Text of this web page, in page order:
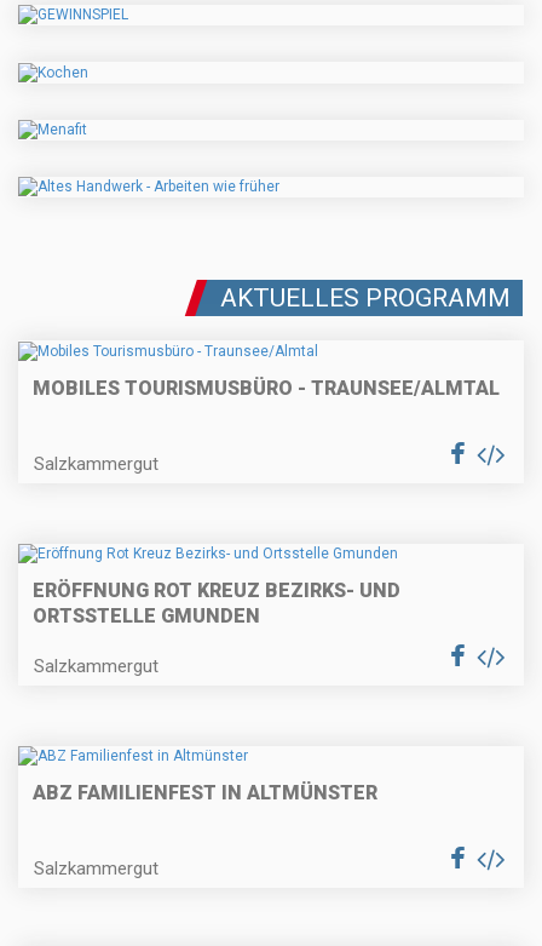
AKTUELLES PROGRAMM
MOBILES TOURISMUSBÜRO - TRAUNSEE/ALMTAL
Salzkammergut
ERÖFFNUNG ROT KREUZ BEZIRKS- UND
ORTSSTELLE GMUNDEN
Salzkammergut
ABZ FAMILIENFEST IN ALTMÜNSTER
Salzkammergut